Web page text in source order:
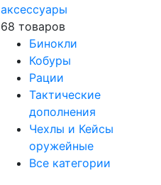
аксессуары
68 товаров
Бинокли
Кобуры
Рации
Тактические
дополнения
Чехлы и Кейсы
оружейные
Все категории